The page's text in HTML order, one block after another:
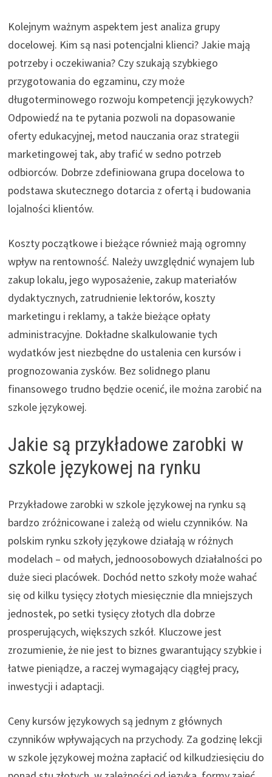
Kolejnym ważnym aspektem jest analiza grupy
docelowej. Kim są nasi potencjalni klienci? Jakie mają
potrzeby i oczekiwania? Czy szukają szybkiego
przygotowania do egzaminu, czy może
długoterminowego rozwoju kompetencji językowych?
Odpowiedź na te pytania pozwoli na dopasowanie
oferty edukacyjnej, metod nauczania oraz strategii
marketingowej tak, aby trafić w sedno potrzeb
odbiorców. Dobrze zdefiniowana grupa docelowa to
podstawa skutecznego dotarcia z ofertą i budowania
lojalności klientów.
Koszty początkowe i bieżące również mają ogromny
wpływ na rentowność. Należy uwzględnić wynajem lub
zakup lokalu, jego wyposażenie, zakup materiałów
dydaktycznych, zatrudnienie lektorów, koszty
marketingu i reklamy, a także bieżące opłaty
administracyjne. Dokładne skalkulowanie tych
wydatków jest niezbędne do ustalenia cen kursów i
prognozowania zysków. Bez solidnego planu
finansowego trudno będzie ocenić, ile można zarobić na
szkole językowej.
Jakie są przykładowe zarobki w
szkole językowej na rynku
Przykładowe zarobki w szkole językowej na rynku są
bardzo zróżnicowane i zależą od wielu czynników. Na
polskim rynku szkoły językowe działają w różnych
modelach – od małych, jednoosobowych działalności po
duże sieci placówek. Dochód netto szkoły może wahać
się od kilku tysięcy złotych miesięcznie dla mniejszych
jednostek, po setki tysięcy złotych dla dobrze
prosperujących, większych szkół. Kluczowe jest
zrozumienie, że nie jest to biznes gwarantujący szybkie i
łatwe pieniądze, a raczej wymagający ciągłej pracy,
inwestycji i adaptacji.
Ceny kursów językowych są jednym z głównych
czynników wpływających na przychody. Za godzinę lekcji
w szkole językowej można zapłacić od kilkudziesięciu do